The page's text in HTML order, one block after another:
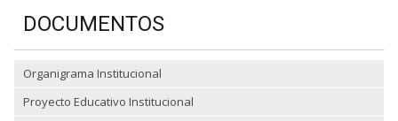
DOCUMENTOS
Organigrama Institucional
Proyecto Educativo Institucional